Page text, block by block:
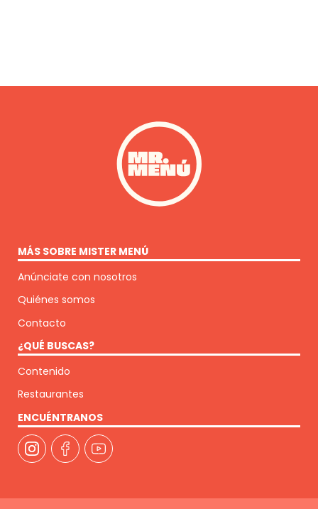
MÁS SOBRE MISTER MENÚ
Anúnciate con nosotros
Quiénes somos
Contacto
¿QUÉ BUSCAS?
Contenido
Restaurantes
ENCUÉNTRANOS